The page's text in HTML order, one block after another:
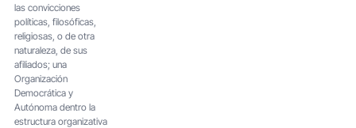
las convicciones
políticas, filosóficas,
religiosas, o de otra
naturaleza, de sus
afiliados; una
Organización
Democrática y
Autónoma dentro la
estructura organizativa